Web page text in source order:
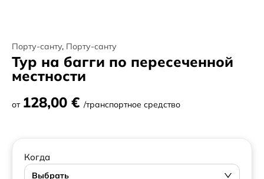
Порту-санту, Порту-санту
Тур на багги по пересеченной
местности
от 128,00 € /транспортное средство
Когда
Выбрать